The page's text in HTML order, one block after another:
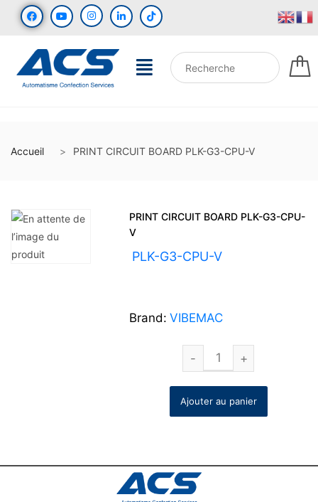
Accueil PRINT CIRCUIT BOARD PLK-G3-CPU-V
PRINT CIRCUIT BOARD PLK-G3-CPU-
V
PLK-G3-CPU-V
Brand: VIBEMAC
Ajouter au panier